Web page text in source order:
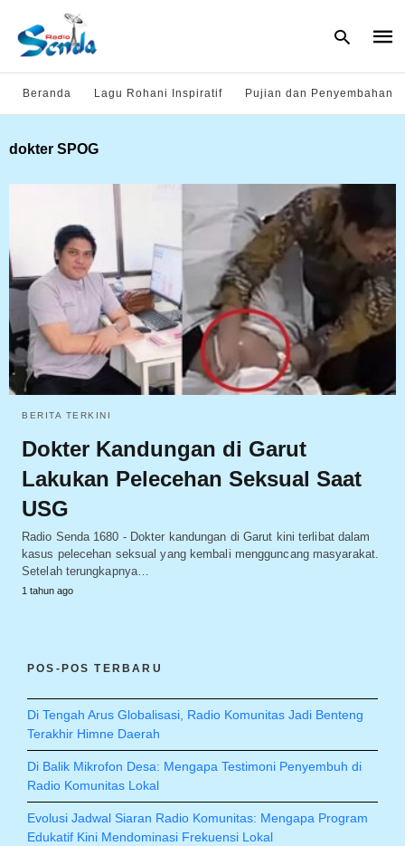
Beranda Lagu Rohani Inspiratif Pujian dan Penyembahan
dokter SPOG
BERITA TERKINI
Dokter Kandungan di Garut
Lakukan Pelecehan Seksual Saat
USG
Radio Senda 1680 - Dokter kandungan di Garut kini terlibat dalam
kasus pelecehan seksual yang kembali mengguncang masyarakat.
Setelah terungkapnya…
1 tahun ago
POS-POS TERBARU
Di Tengah Arus Globalisasi, Radio Komunitas Jadi Benteng
Terakhir Himne Daerah
Di Balik Mikrofon Desa: Mengapa Testimoni Penyembuh di
Radio Komunitas Lokal
Evolusi Jadwal Siaran Radio Komunitas: Mengapa Program
Edukatif Kini Mendominasi Frekuensi Lokal